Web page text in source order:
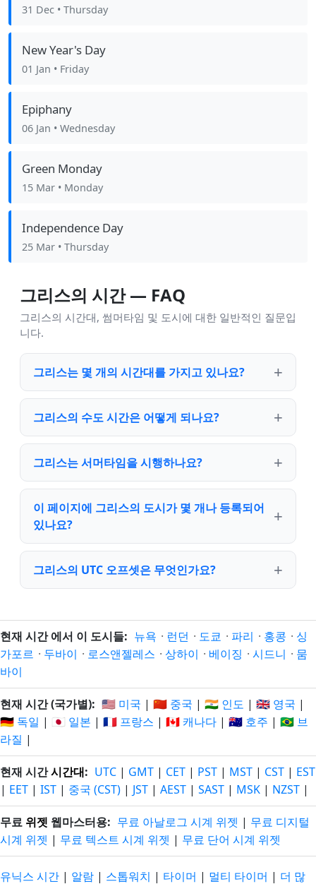
31 Dec • Thursday
New Year's Day
01 Jan • Friday
Epiphany
06 Jan • Wednesday
Green Monday
15 Mar • Monday
Independence Day
25 Mar • Thursday
그리스의 시간 — FAQ
그리스의 시간대, 썸머타임 및 도시에 대한 일반적인 질문입
니다.
그리스는 몇 개의 시간대를 가지고 있나요?
그리스의 수도 시간은 어떻게 되나요?
그리스는 서머타임을 시행하나요?
이 페이지에 그리스의 도시가 몇 개나 등록되어
있나요?
그리스의 UTC 오프셋은 무엇인가요?
현재 시간 에서 이 도시들: 뉴욕 · 런던 · 도쿄 · 파리 · 홍콩 · 싱
가포르 · 두바이 · 로스앤젤레스 · 상하이 · 베이징 · 시드니 · 뭄
바이
현재 시간 (국가별): 🇺🇸 미국 | 🇨🇳 중국 | 🇮🇳 인도 | 🇬🇧 영국 |
🇩🇪 독일 | 🇯🇵 일본 | 🇫🇷 프랑스 | 🇨🇦 캐나다 | 🇦🇺 호주 | 🇧🇷 브
라질 |
현재 시간시간대: UTC | GMT | CET | PST | MST | CST | EST
| EET | IST | 중국 (CST) | JST | AEST | SAST | MSK | NZST |
무료 위젯 웹마스터용: 무료 아날로그 시계 위젯 | 무료 디지털
시계 위젯 | 무료 텍스트 시계 위젯 | 무료 단어 시계 위젯
유닉스 시간 | 알람 | 스톱워치 | 타이머 | 멀티 타이머 | 더 많